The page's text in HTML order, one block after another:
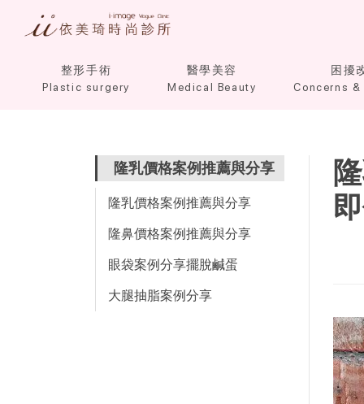
整形手術
Plastic surgery
醫學美容
Medical Beauty
困擾
Concerns
隆乳價格案例推薦與分享
隆乳價格案例推薦與分享
隆鼻價格案例推薦與分享
眼袋案例分享擺脫鹹蛋
大腿抽脂案例分享